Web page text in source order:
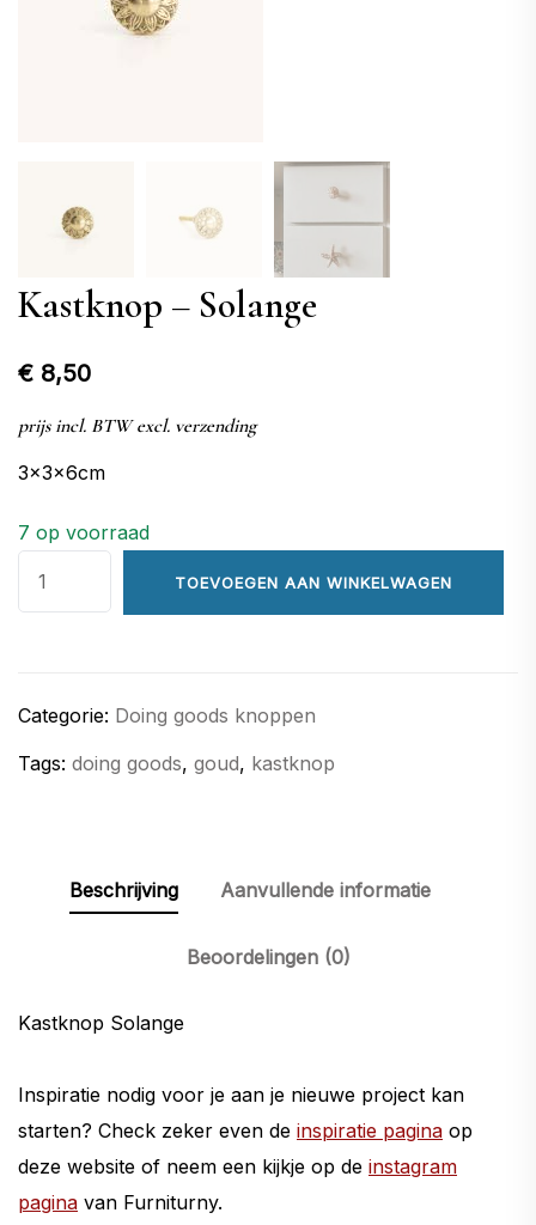
Kastknop – Solange
€ 8,50
prijs incl. BTW excl. verzending
3x3x6cm
7 op voorraad
-
TOEVOEGEN AAN WINKELWAGEN
Categorie: Doing goods knoppen
Tags: doing goods, goud, kastknop
Beschrijving Aanvullende informatie
Beoordelingen (0)
Kastknop Solange
Inspiratie nodig voor je aan je nieuwe project kan
starten? Check zeker even de inspiratie pagina op
deze website of neem een kijkje op de instagram
pagina van Furniturny.